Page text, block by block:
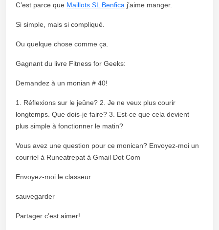
C’est parce que Maillots SL Benfica j’aime manger.
Si simple, mais si compliqué.
Ou quelque chose comme ça.
Gagnant du livre Fitness for Geeks:
Demandez à un monian # 40!
1. Réflexions sur le jeûne? 2. Je ne veux plus courir
longtemps. Que dois-je faire? 3. Est-ce que cela devient
plus simple à fonctionner le matin?
Vous avez une question pour ce monican? Envoyez-moi un
courriel à Runeatrepat à Gmail Dot Com
Envoyez-moi le classeur
sauvegarder
Partager c’est aimer!